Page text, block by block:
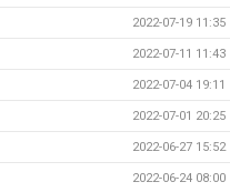
2022-07-19 11:35
2022-07-11 11:43
2022-07-04 19:11
2022-07-01 20:25
2022-06-27 15:52
2022-06-24 08:00